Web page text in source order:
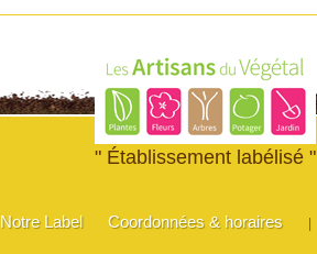
" Établissement labélisé "
Notre Label Coordonnées & horaires |